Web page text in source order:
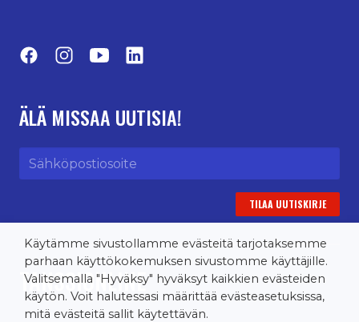
FacebookInstagramYouTube
ÄLÄ MISSAA UUTISIA!
Sähköpostiosoite
TANSSIONLINE
Käytämme sivustollamme evästeitä tarjotaksemme
parhaan käyttökokemuksen sivustomme käyttäjille.
Valitsemalla "Hyväksy" hyväksyt kaikkien evästeiden
käytön. Voit halutessasi määrittää evästeasetuksissa,
mitä evästeitä sallit käytettävän.